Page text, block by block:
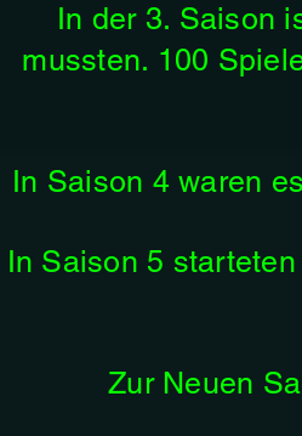
In der 3. Saison
mussten. 100
In Saison 4 waren
In Saison 5
Zur Neuen